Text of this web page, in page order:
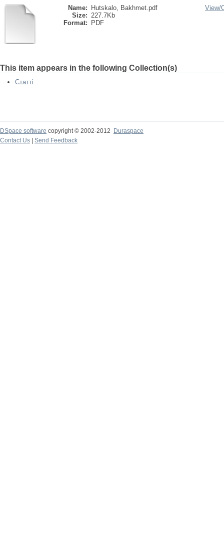
Name:
Hutskalo, Bakhmet.pdf
Size: 227.7Kb
Format:
PDF
View/
This item appears in the following Collection(s)
Статті
DSpace software copyright © 2002-2012
Duraspace
Contact Us
Send Feedback